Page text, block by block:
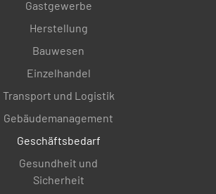
Gastgewerbe
Herstellung
Bauwesen
Einzelhandel
Transport und Logistik
Gebäudemanagement
Geschäftsbedarf
Gesundheit und
Sicherheit